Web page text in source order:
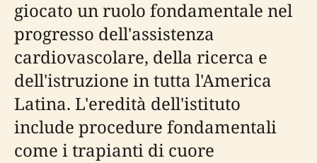
giocato un ruolo fondamentale nel
progresso dell'assistenza
cardiovascolare, della ricerca e
dell'istruzione in tutta l'America
Latina. L'eredità dell'istituto
include procedure fondamentali
come i trapianti di cuore